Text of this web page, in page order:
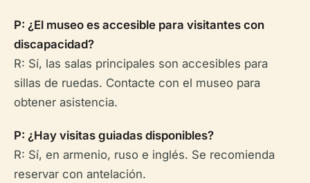
P: ¿El museo es accesible para visitantes con
discapacidad?
R: Sí, las salas principales son accesibles para
sillas de ruedas. Contacte con el museo para
obtener asistencia.
P: ¿Hay visitas guiadas disponibles?
R: Sí, en armenio, ruso e inglés. Se recomienda
reservar con antelación.